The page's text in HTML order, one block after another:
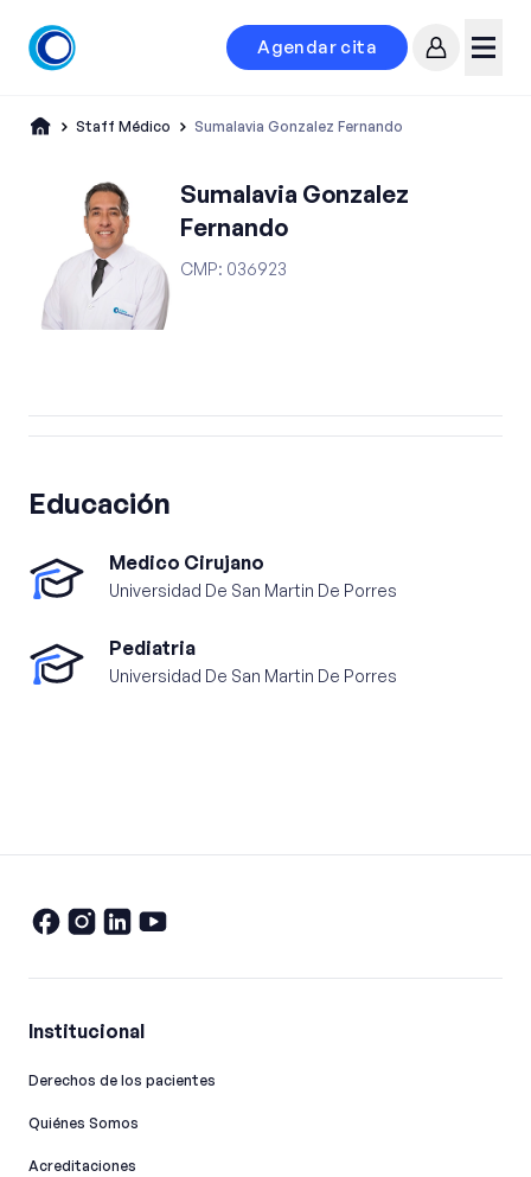
Agendar cita
Staff Médico Sumalavia Gonzalez Fernando
Sumalavia Gonzalez
Fernando
CMP: 036923
Educación
Medico Cirujano
Universidad De San Martin De Porres
Pediatria
Universidad De San Martin De Porres
Institucional
Derechos de los pacientes
Quiénes Somos
Acreditaciones